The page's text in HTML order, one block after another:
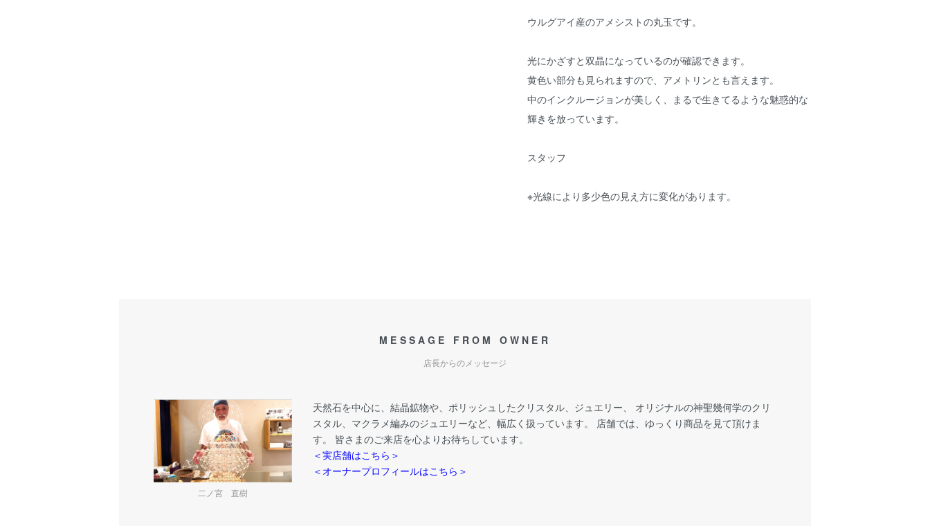
ウルグアイ産のアメシストの丸玉です。
光にかざすと双晶になっているのが確認できます。
黄色い部分も見られますので、アメトリンとも言えます。
中のインクルージョンが美しく、まるで生きてるような魅惑的な
輝きを放っています。
スタッフ
※光線により多少色の見え方に変化があります。
MESSAGE FROM OWNER
店長からのメッセージ
二ノ宮 直樹
天然石を中心に、結晶鉱物や、ポリッシュしたクリスタル、ジュエリー、 オリジナルの神聖幾何学のクリ
スタル、マクラメ編みのジュエリーなど、幅広く扱っています。 店舗では、ゆっくり商品を見て頂けま
す。 皆さまのご来店を心よりお待ちしています。
＜実店舗はこちら＞
＜オーナープロフィールはこちら＞